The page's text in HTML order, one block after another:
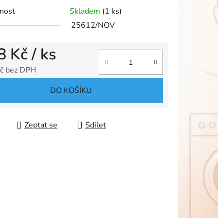
Skladem (1 ks)
25612/NOV
Kč/ ks
bez DPH
DO KOŠÍKU
Zeptat se Sdílet